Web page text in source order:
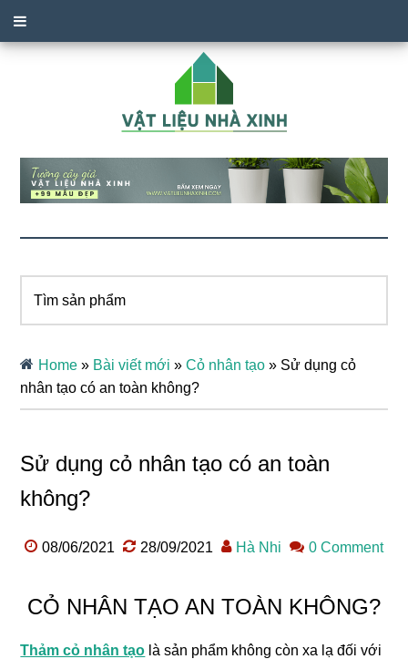
sản
Home » Bài viết mới »Cỏ nhân tạo » Sử dụng cỏ
nhân tạo có an toàn không?
Sử dụng cỏ nhân tạo có an toàn
không?
08/06/2021 28/09/2021 Hà Nhi 0 Comment
CỎ NHÂN TẠO AN TOÀN KHÔNG?
Thảm cỏ nhân tạo là sản phẩm không còn xa lạ đối với